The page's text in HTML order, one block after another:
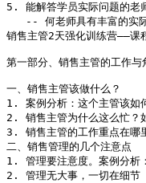
5. 能解答学员实际问题的老
-- 何老师具有丰富的实
销售主管2天强化训练营——课
第一部分、销售主管的工作与
一、销售主管该做什么？
1. 案例分析：这个主管该如
2. 销售主管为什么这么忙？
3. 销售主管的工作重点在哪
二、销售管理的几个注意点
1. 管理要注意度。案例分析
2. 管理无大事，一切在细节